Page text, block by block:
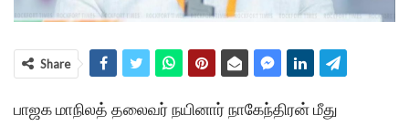
Share
பாஜக மாநிலத் தலைவர் நயினார் நாகேந்திரன் மீது